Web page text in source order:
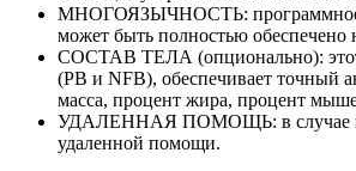
МНОГОЯЗЫЧНОСТЬ: программное
может быть полностью
СОСТАВ ТЕЛА (опционально): этот
(PB и NFB), обеспечивает точный
масса, процент жира, процент
УДАЛЕННАЯ ПОМОЩЬ: в случае
удаленной помощи.